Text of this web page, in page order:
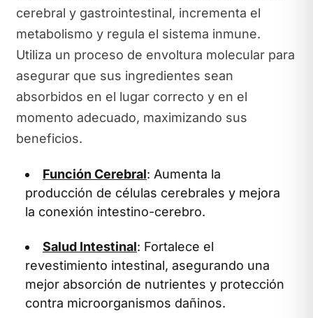
cerebral y gastrointestinal, incrementa el
metabolismo y regula el sistema inmune.
Utiliza un proceso de envoltura molecular para
asegurar que sus ingredientes sean
absorbidos en el lugar correcto y en el
momento adecuado, maximizando sus
beneficios.
Función Cerebral: Aumenta la
producción de células cerebrales y mejora
la conexión intestino-cerebro.
Salud Intestinal: Fortalece el
revestimiento intestinal, asegurando una
mejor absorción de nutrientes y protección
contra microorganismos dañinos.